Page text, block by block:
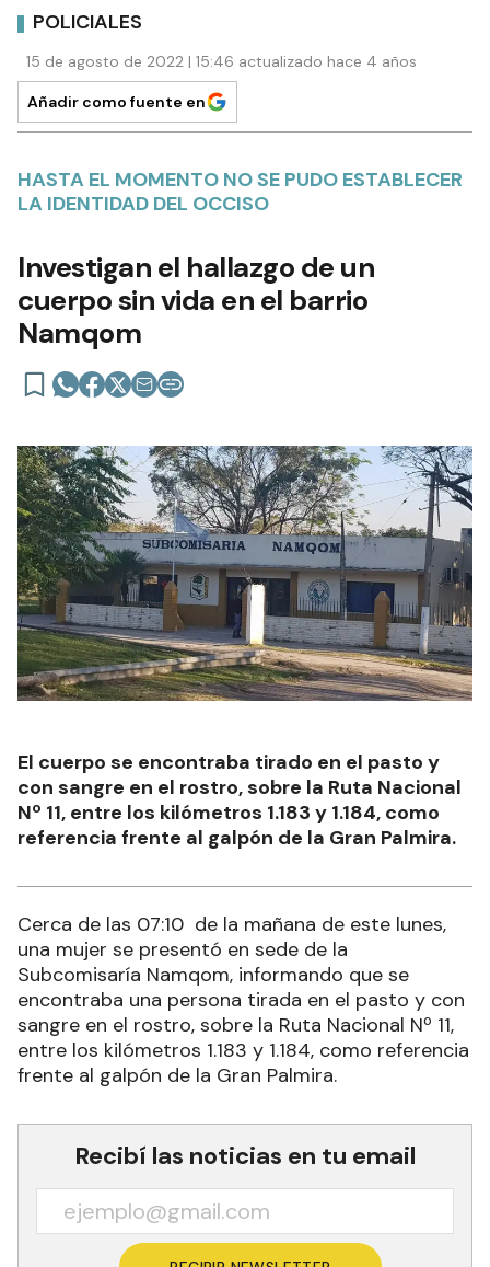
POLICIALES
15 de agosto de 2022 | 15:46 actualizado hace 4 años
Añadir como fuente en
HASTA EL MOMENTO NO SE PUDO ESTABLECER
LA IDENTIDAD DEL OCCISO
Investigan el hallazgo de un
cuerpo sin vida en el barrio
Namqom
El cuerpo se encontraba tirado en el pasto y
con sangre en el rostro, sobre la Ruta Nacional
Nº 11, entre los kilómetros 1.183 y 1.184, como
referencia frente al galpón de la Gran Palmira.
Cerca de las 07:10 de la mañana de este lunes,
una mujer se presentó en sede de la
Subcomisaría Namqom, informando que se
encontraba una persona tirada en el pasto y con
sangre en el rostro, sobre la Ruta Nacional Nº 11,
entre los kilómetros 1.183 y 1.184, como referencia
frente al galpón de la Gran Palmira.
Recibí las noticias en tu email